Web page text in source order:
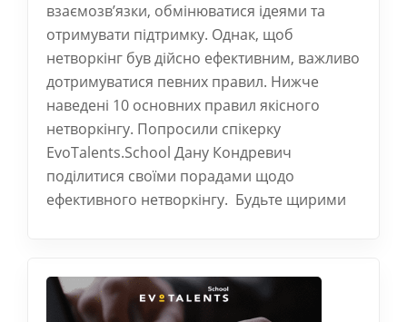
взаємозв’язки, обмінюватися ідеями та
отримувати підтримку. Однак, щоб
нетворкінг був дійсно ефективним, важливо
дотримуватися певних правил. Нижче
наведені 10 основних правил якісного
нетворкінгу. Попросили спікерку
EvoTalents.School Дану Кондревич
поділитися своїми порадами щодо
ефективного нетворкінгу. Будьте щирими